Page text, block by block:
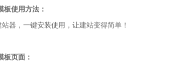
板使用方法：
器，一键安装使用，让建站变得简单！
板页面：